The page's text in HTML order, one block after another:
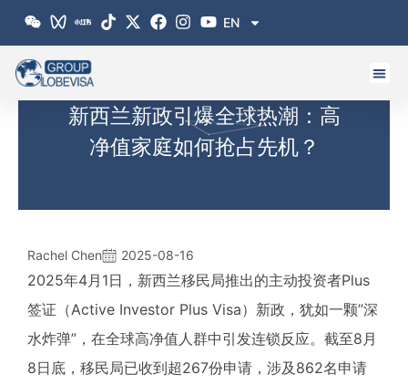
EN
新西兰新政引爆全球热潮：高
净值家庭如何抢占先机？
Rachel Chen 2025-08-16
2025年4月1日，新西兰移民局推出的主动投资者Plus
签证（Active Investor Plus Visa）新政，犹如一颗”深
水炸弹”，在全球高净值人群中引发连锁反应。截至8月
8日底，移民局已收到超267份申请，涉及862名申请